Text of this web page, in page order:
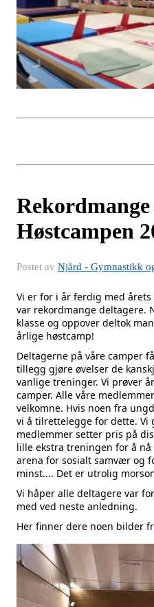
Høstcampen
Postet av Njård - Gymnastikk
Vi er for i år ferdig med
var rekordmange deltagere.
klasse og oppover deltok
årlige høstcamp!
Deltagerne på våre camper
tillegg gjøre øvelser de
vanlige treninger. Vi prøver
camper. Alle våre
velkomne. Hvis noen fra
vi å tilrettelegge for dette. Vi
medlemmer setter pris på
lille ekstra treningen for å
arena for sosialt samvær og
minst.... Det er utrolig
Vi håper alle deltagere var
med ved neste anledning.
Her finner dere noen bilder